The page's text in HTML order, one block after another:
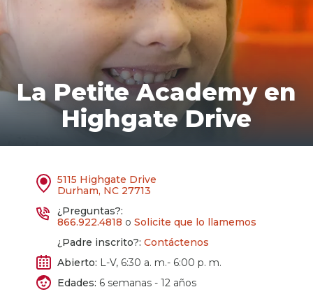
La Petite Academy en
Highgate Drive
5115 Highgate Drive
Durham, NC 27713
¿Preguntas?:
866.922.4818 o Solicite que lo llamemos
¿Padre inscrito?: Contáctenos
Abierto: L-V, 6:30 a. m.- 6:00 p. m.
Edades: 6 semanas - 12 años